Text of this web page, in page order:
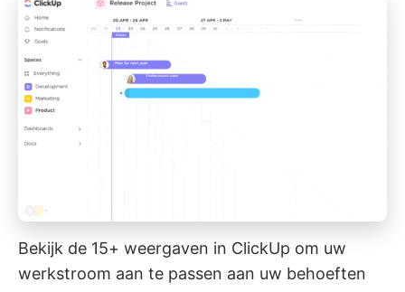
Bekijk de 15+ weergaven in ClickUp om uw
werkstroom aan te passen aan uw behoeften